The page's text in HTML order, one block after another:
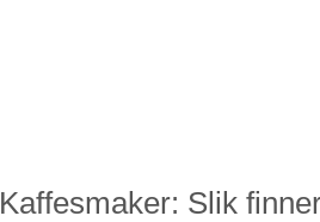
Kaffesmaker: Slik